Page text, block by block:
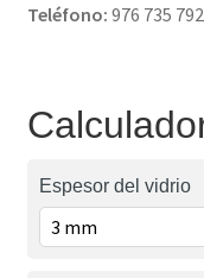
Teléfono: 976 735 792
Espesor del vidrio